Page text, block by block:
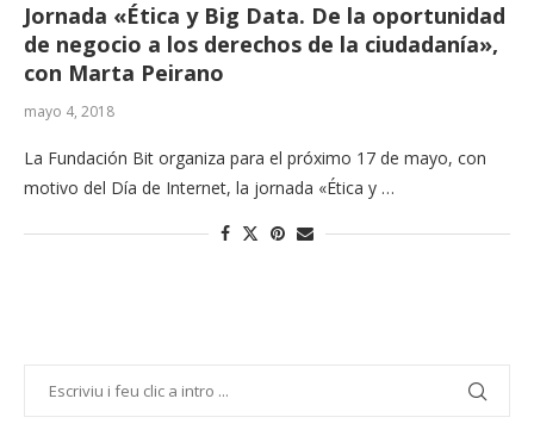
Jornada «Ética y Big Data. De la oportunidad
de negocio a los derechos de la ciudadanía»,
con Marta Peirano
mayo 4, 2018
La Fundación Bit organiza para el próximo 17 de mayo, con
motivo del Día de Internet, la jornada «Ética y …